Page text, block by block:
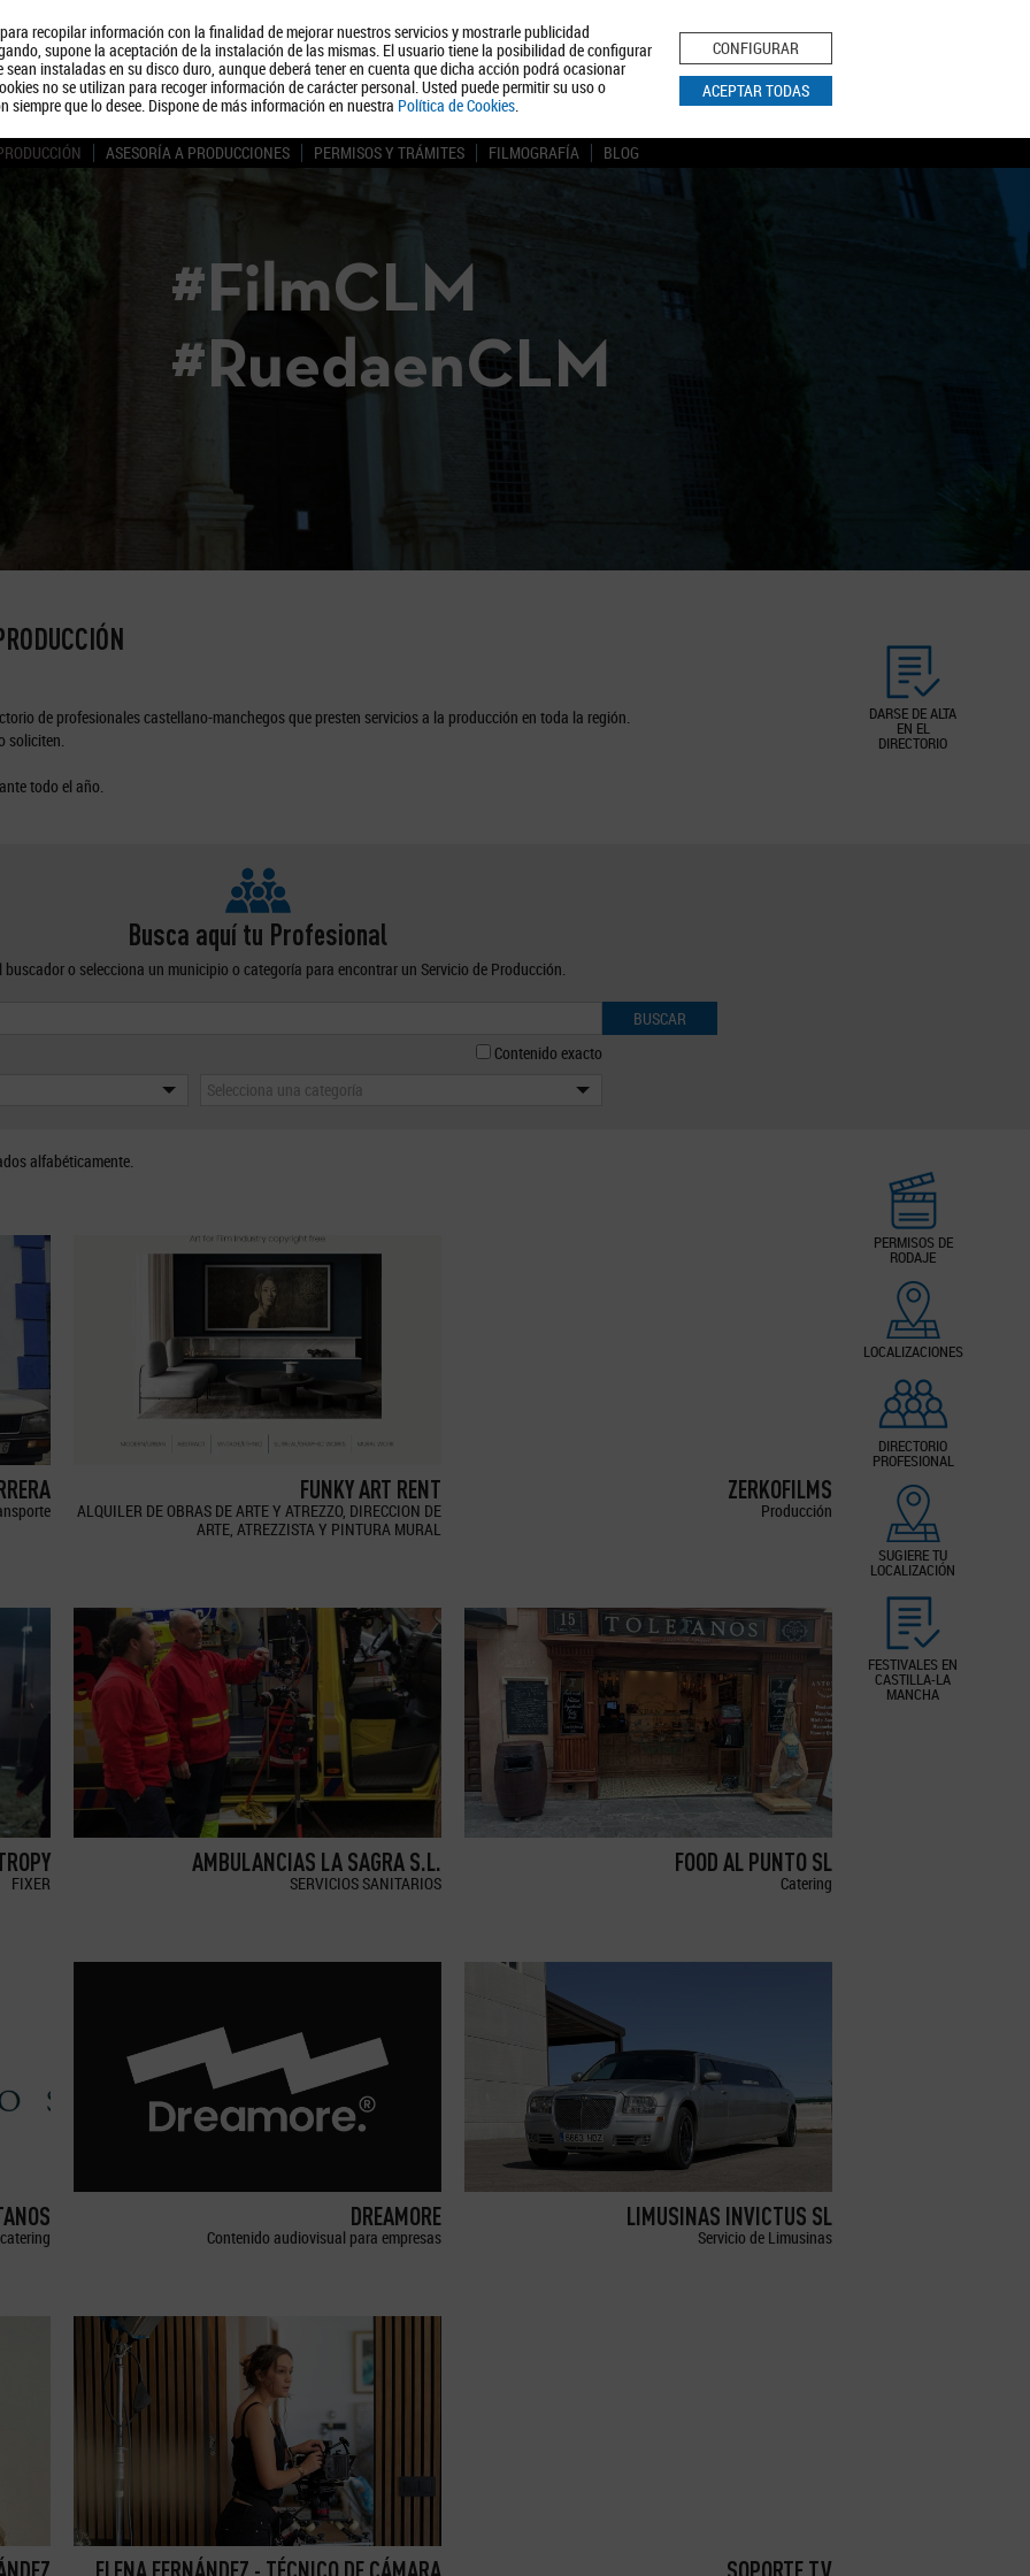
recopilar información con la finalidad de mejorar nuestros servicios y mostrarle publicidad
supone la aceptación de la instalación de las mismas. El usuario tiene la posibilidad de configurar
instaladas en su disco duro, aunque deberá tener en cuenta que dicha acción podrá ocasionar
no se utilizan para recoger información de carácter personal. Usted puede permitir su uso o
que lo desee. Dispone de más información en nuestra Política de Cookies.
CONFIGURAR
ACEPTAR TODAS
Quiénes somos Turismo Política de Privacidad Aviso Legal Política de Cookies
BUSCAR
ASESORÍA A PRODUCCIONES PERMISOS Y TRÁMITES FILMOGRAFÍA BLOG
#FilmCLM
#RuedaenCLM
DARSE DE ALTA
EN EL
DIRECTORIO
de profesionales castellano-manchegos que presten servicios a la producción en toda la región.
soliciten.
todo el año.
Busca aquí tu Profesional
buscador o selecciona un municipio o categoría para encontrar un Servicio de Producción.
BUSCAR
Contenido exacto
Selecciona una categoría
PERMISOS DE
RODAJE
LOCALIZACIONES
DIRECTORIO
PROFESIONAL
SUGIERE TU
LOCALIZACIÓN
FESTIVALES EN
CASTILLA-LA
MANCHA
alfabéticamente.
FUNKY ART RENT
ALQUILER DE OBRAS DE ARTE Y ATREZZO, DIRECCION DE
ARTE, ATREZZISTA Y PINTURA MURAL
ZERKOFILMS
Producción
FIXER
AMBULANCIAS LA SAGRA S.L.
SERVICIOS SANITARIOS
FOOD AL PUNTO SL
Catering
DREAMORE
Contenido audiovisual para empresas
LIMUSINAS INVICTUS SL
Servicio de Limusinas
ELENA FERNÁNDEZ - TÉCNICO DE CÁMARA SOPORTE TV